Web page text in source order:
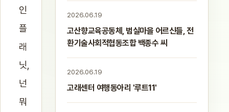
인
플
래
닛,
넌
뭐
2026.06.19
고산향교육공동체, 범실마을 어르신들, 전
환기술사회적협동조합 백종수 씨
2026.06.19
고래센터 여행동아리 '루트11'